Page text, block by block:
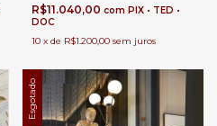
R$11.040,00 com PIX • TED •
DOC
10 x de R$1.200,00 sem juros
Esgotado